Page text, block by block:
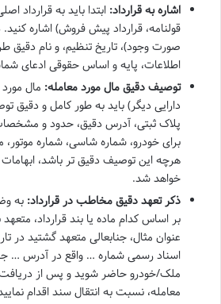
اشاره به قرارداد: ابتدا باید به قرارداد
قولنامه، قرارداد پیش فروش) اشاره کنید.
صورت وجود)، تاریخ تنظیم، و نام
اطلاعات، پایه و اساس حقوقی ادعای
توصیف دقیق مال مورد معامله: مال
دارایی دیگر) باید به طور کامل و دقیق
پلاک ثبتی، آدرس دقیق، حدود و
برای خودرو، شماره شاسی، شماره
هرچه این توصیف دقیق تر باشد، ابهامات
خواهد شد.
ذکر تعهد دقیق مخاطب در قرارداد: به
بر اساس کدام ماده یا بند قرارداد،
عنوان مثال، جنابعالی متعهد گشتید در
اسناد رسمی شماره … واقع در آدرس …
ملک/خودرو حاضر شوید و پس از
معامله، نسبت به انتقال سند اقدام